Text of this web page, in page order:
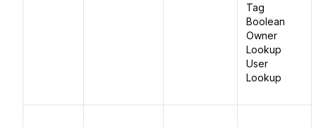
Tag
Boolean
Owner
Lookup
User
Lookup